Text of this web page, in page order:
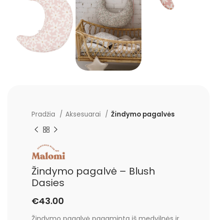
Pradžia Aksesuarai Žindymo pagalvės
Žindymo pagalvė – Blush
Dasies
€43.00